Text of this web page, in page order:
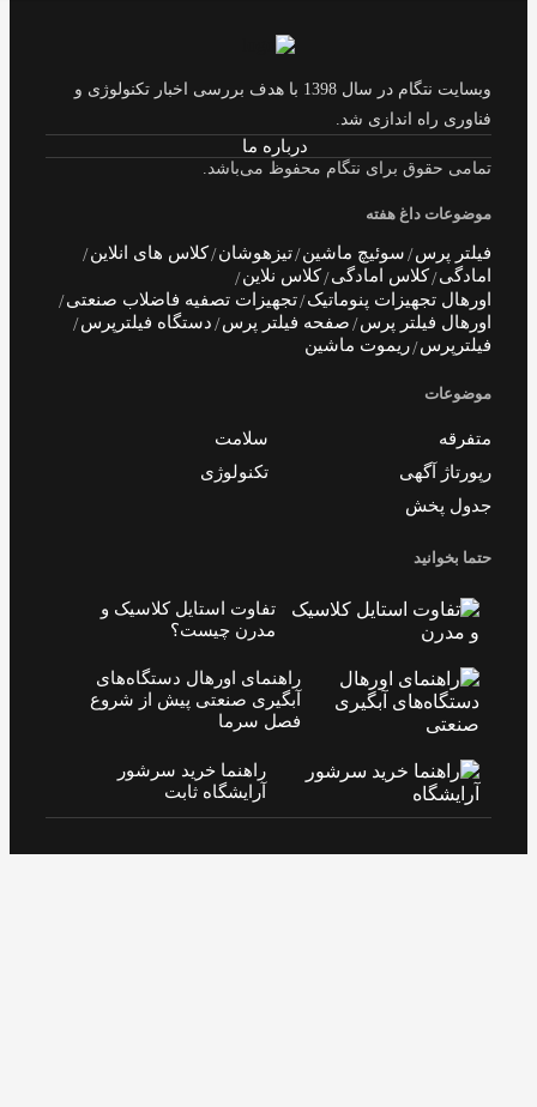
وبسایت نتگام در سال 1398 با هدف بررسی اخبار تکنولوژی و
فناوری راه اندازی شد.
درباره ما
تمامی حقوق برای نتگام محفوظ می‌باشد.
موضوعات داغ هفته
فیلتر پرس سوئیچ ماشین تیزهوشان کلاس های انلاین
امادگی کلاس امادگی کلاس نلاین
اورهال تجهیزات پنوماتیک تجهیزات تصفیه فاضلاب صنعتی
اورهال فیلتر پرس صفحه فیلتر پرس دستگاه فیلترپرس
فیلترپرس ریموت ماشین
موضوعات
متفرقه
سلامت
رپورتاژ آگهی
تکنولوژی
جدول پخش
حتما بخوانید
تفاوت استایل کلاسیک و
مدرن چیست؟
راهنمای اورهال دستگاه‌های
آبگیری صنعتی پیش از شروع
فصل سرما
راهنما خرید سرشور
آرایشگاه ثابت